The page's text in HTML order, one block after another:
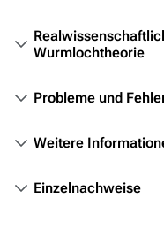
Hilfe
Wurmlochtheorie
Probleme und
Weitere
Einzelnachweise